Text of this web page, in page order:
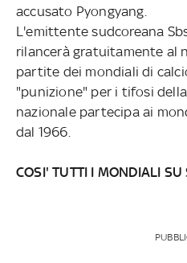
accusato Pyongyang.
L'emittente sudcoreana
rilancerà gratuitamente al
partite dei mondiali di
"punizione" per i tifosi
nazionale partecipa ai
dal 1966.
COSI' TUTTI I MONDIALI SU